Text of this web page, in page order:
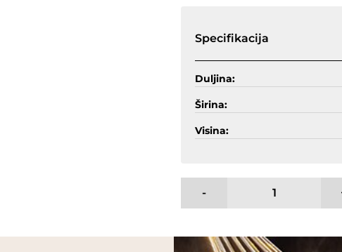
Specifikacija
Duljina:
Širina:
Visina:
-